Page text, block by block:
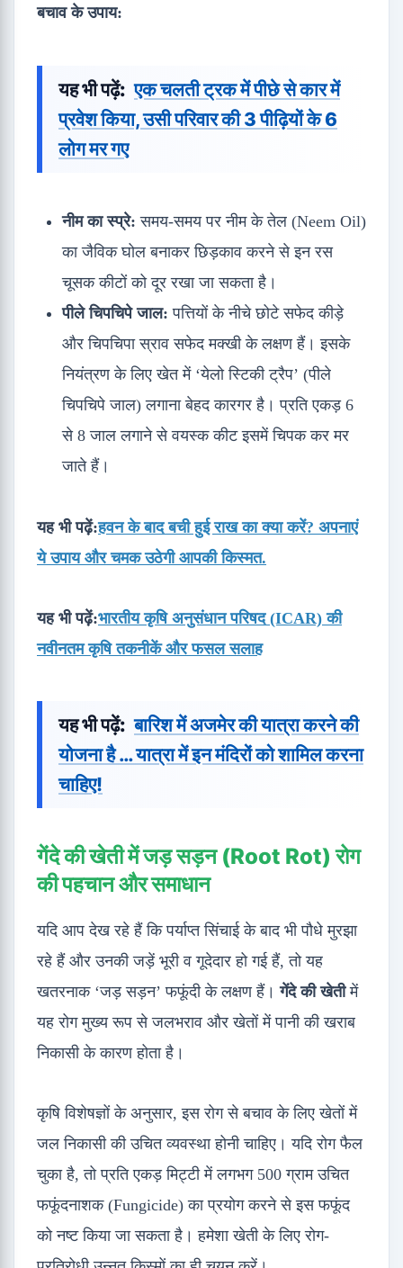
बचाव के उपाय:
यह भी पढ़ें: एक चलती ट्रक में पीछे से कार में
प्रवेश किया, उसी परिवार की 3 पीढ़ियों के 6
लोग मर गए
नीम का स्प्रे: समय-समय पर नीम के तेल (Neem Oil)
का जैविक घोल बनाकर छिड़काव करने से इन रस
चूसक कीटों को दूर रखा जा सकता है।
पीले चिपचिपे जाल: पत्तियों के नीचे छोटे सफेद कीड़े
और चिपचिपा स्राव सफेद मक्खी के लक्षण हैं। इसके
नियंत्रण के लिए खेत में ‘येलो स्टिकी ट्रैप’ (पीले
चिपचिपे जाल) लगाना बेहद कारगर है। प्रति एकड़ 6
से 8 जाल लगाने से वयस्क कीट इसमें चिपक कर मर
जाते हैं।
यह भी पढ़ें:हवन के बाद बची हुई राख का क्या करें? अपनाएं
ये उपाय और चमक उठेगी आपकी किस्मत.
यह भी पढ़ें:भारतीय कृषि अनुसंधान परिषद (ICAR) की
नवीनतम कृषि तकनीकें और फसल सलाह
यह भी पढ़ें: बारिश में अजमेर की यात्रा करने की
योजना है … यात्रा में इन मंदिरों को शामिल करना
चाहिए!
गेंदे की खेती में जड़ सड़न (Root Rot) रोग
की पहचान और समाधान
यदि आप देख रहे हैं कि पर्याप्त सिंचाई के बाद भी पौधे मुरझा
रहे हैं और उनकी जड़ें भूरी व गूदेदार हो गई हैं, तो यह
खतरनाक ‘जड़ सड़न’ फफूंदी के लक्षण हैं।गेंदे की खेतीमें
यह रोग मुख्य रूप से जलभराव और खेतों में पानी की खराब
निकासी के कारण होता है।
कृषि विशेषज्ञों के अनुसार, इस रोग से बचाव के लिए खेतों में
जल निकासी की उचित व्यवस्था होनी चाहिए। यदि रोग फैल
चुका है, तो प्रति एकड़ मिट्टी में लगभग 500 ग्राम उचित
फफूंदनाशक (Fungicide) का प्रयोग करने से इस फफूंद
को नष्ट किया जा सकता है। हमेशा खेती के लिए रोग-